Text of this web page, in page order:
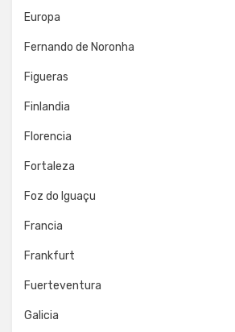
Europa
Fernando de Noronha
Figueras
Finlandia
Florencia
Fortaleza
Foz do Iguaçu
Francia
Frankfurt
Fuerteventura
Galicia